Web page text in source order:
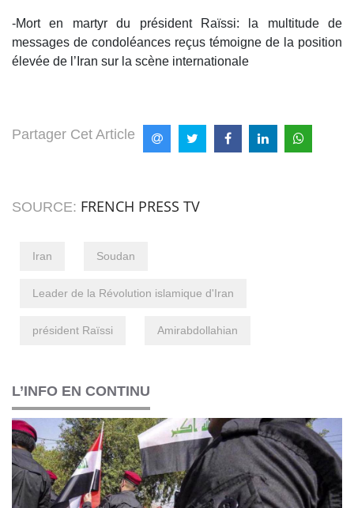
-Mort en martyr du président Raïssi: la multitude de
messages de condoléances reçus témoigne de la position
élevée de l’Iran sur la scène internationale
Partager Cet Article
SOURCE: FRENCH PRESS TV
Iran Soudan
Leader de la Révolution islamique d'Iran
président Raïssi Amirabdollahian
L’INFO EN CONTINU